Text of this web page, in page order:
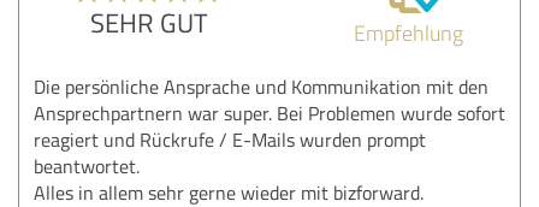
SEHR GUT Empfehlung
Die persönliche Ansprache und Kommunikation mit den
Ansprechpartnern war super. Bei Problemen wurde sofort
reagiert und Rückrufe / E-Mails wurden prompt
beantwortet.
Alles in allem sehr gerne wieder mit bizforward.